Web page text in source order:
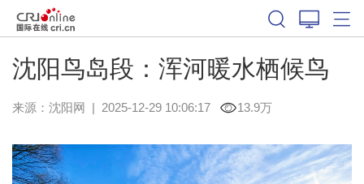
沈阳鸟岛段：浑河暖水栖候鸟
来源： 沈阳网 | 2025-12-29 10:06:17 13.9万